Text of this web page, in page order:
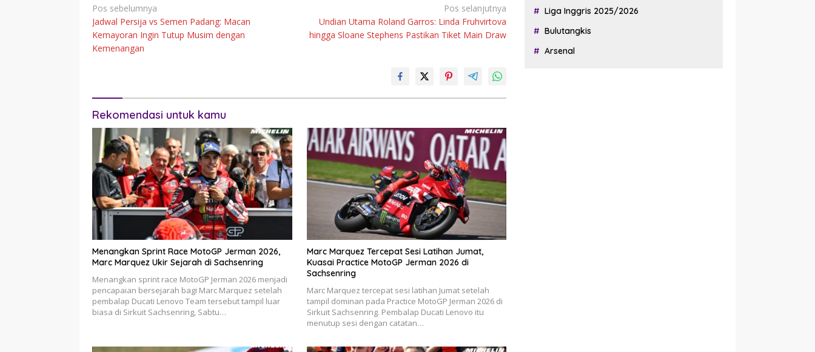
Navigasi
pos
Pos sebelumnya
Jadwal Persija vs Semen Padang: Macan
Kemayoran Ingin Tutup Musim dengan
Kemenangan
Pos selanjutnya
Undian Utama Roland Garros: Linda Fruhvirtova
hingga Sloane Stephens Pastikan Tiket Main Draw
Rekomendasi untuk kamu
Menangkan Sprint Race MotoGP Jerman 2026,
Marc Marquez Ukir Sejarah di Sachsenring
Menangkan sprint race MotoGP Jerman 2026 menjadi
pencapaian bersejarah bagi Marc Marquez setelah
pembalap Ducati Lenovo Team tersebut tampil luar
biasa di Sirkuit Sachsenring, Sabtu…
Marc Marquez Tercepat Sesi Latihan Jumat,
Kuasai Practice MotoGP Jerman 2026 di
Sachsenring
Marc Marquez tercepat sesi latihan Jumat setelah
tampil dominan pada Practice MotoGP Jerman 2026 di
Sirkuit Sachsenring. Pembalap Ducati Lenovo itu
menutup sesi dengan catatan…
Liga Inggris 2025/2026
Bulutangkis
Arsenal